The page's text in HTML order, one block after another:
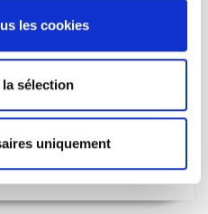
les cookies
sélection
uniquement